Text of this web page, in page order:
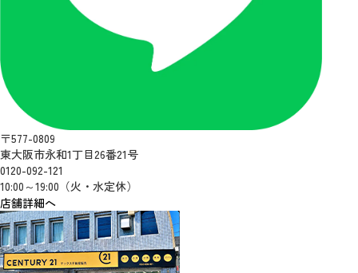
〒577-0809
東大阪市永和1丁目26番21号
0120-092-121
10:00～19:00（火・水定休）
店舗詳細へ